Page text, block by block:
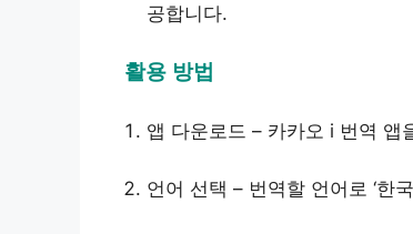
공합니다.
활용 방법
앱 다운로드 – 카카오 i 번역 앱
언어 선택 – 번역할 언어로 ‘한